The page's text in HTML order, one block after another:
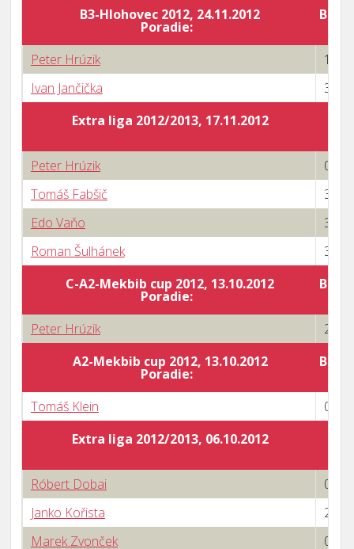
B3-Hlohovec 2012, 24.11.2012
Poradie:
Peter Hrúzik
1 : 3
Ivan Jančička
3 : 2
Extra liga 2012/2013, 17.11.2012
Peter Hrúzik
0 : 3
Tomáš Fabšič
3 : 1
Edo Vaňo
3 : 1
Roman Šulhánek
3 : 0
C-A2-Mekbib cup 2012, 13.10.2012
Poradie:
Peter Hrúzik
2 : 3
A2-Mekbib cup 2012, 13.10.2012
Poradie:
Tomáš Klein
0 : 3
Extra liga 2012/2013, 06.10.2012
Róbert Dobai
0 : 3
Janko Kořista
2 : 3
Marek Zvonček
0 : 3